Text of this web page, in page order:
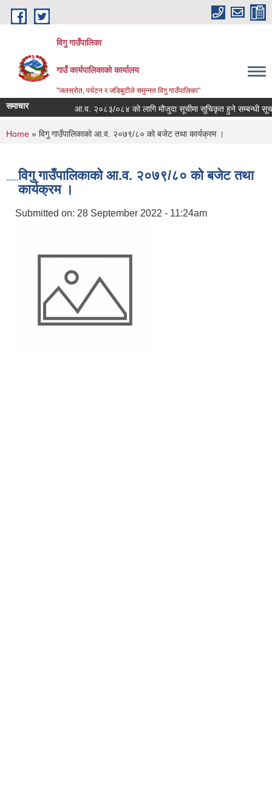
Skip to main content
विगु गाउँपालिका
गाउँ कार्यपालिकाको कार्यालय
"जलस्रोत, पर्यटन र जडिबुटीले समुन्नत विगु गाउँपालिका"
समाचार आ.व. २०८३/०८४ को लागि मौजुदा सूचीमा सूचिकृत हुने सम्बन्धी सूचना
You are here
Home » विगु गाउँपालिकाको आ.व. २०७९/८० को बजेट तथा कार्यक्रम ।
विगु गाउँपालिकाको आ.व. २०७९/८० को बजेट तथा
कार्यक्रम ।
Submitted on: 28 September 2022 - 11:24am